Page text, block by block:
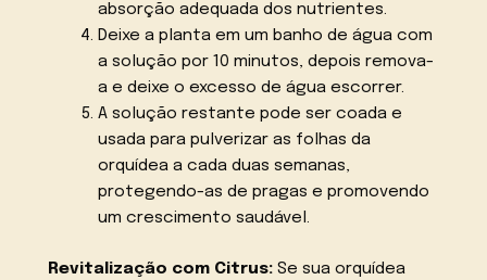
absorção adequada dos nutrientes.
Deixe a planta em um banho de água com
a solução por 10 minutos, depois remova-
a e deixe o excesso de água escorrer.
A solução restante pode ser coada e
usada para pulverizar as folhas da
orquídea a cada duas semanas,
protegendo-as de pragas e promovendo
um crescimento saudável.
Revitalização com Citrus: Se sua orquídea